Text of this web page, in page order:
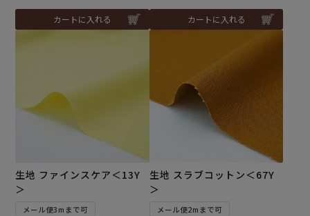
カートに入れる カートに入れる
生地 ファインスケア＜13Y
＞
メール便3mまで可
生地 スラブコットン＜67Y
＞
メール便2mまで可